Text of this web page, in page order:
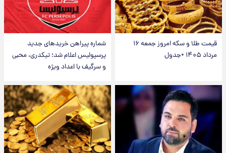
قیمت طلا و سکه امروز جمعه ۱۶
مرداد ۱۴۰۵ +جدول
شماره پیراهن خریدهای جدید
پرسپولیس اعلام شد؛ تیکدری، محبی
و سرگیف با اعداد ویژه